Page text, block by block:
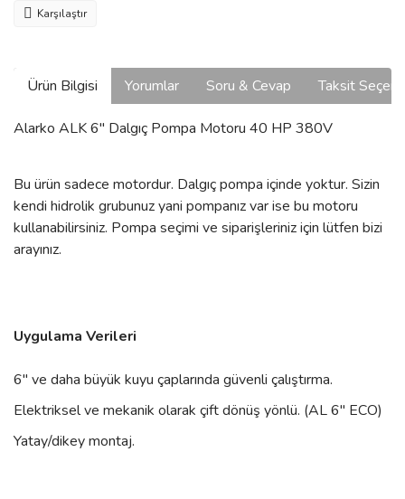
Karşılaştır
Ürün Bilgisi Yorumlar Soru & Cevap Taksit
Alarko ALK 6'' Dalgıç Pompa Motoru 40 HP 380V
Bu ürün sadece motordur. Dalgıç pompa içinde yoktur. Sizin
kendi hidrolik grubunuz yani pompanız var ise bu motoru
kullanabilirsiniz. Pompa seçimi ve siparişleriniz için lütfen bizi
arayınız.
Uygulama Verileri
6" ve daha büyük kuyu çaplarında güvenli çalıştırma.
Elektriksel ve mekanik olarak çift dönüş yönlü. (AL 6" ECO)
Yatay/dikey montaj.